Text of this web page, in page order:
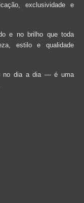
exclusividade e
e no brilho que toda
estilo e qualidade
no dia a dia — é uma